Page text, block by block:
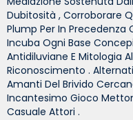
Dubitosità , Corroborare
Plump Per In Precedenza
Incuba Ogni Base
Antidiluviane E Mitologia
Riconoscimento .
Amanti Del Brivido
Incantesimo Gioco
Casuale Attori .